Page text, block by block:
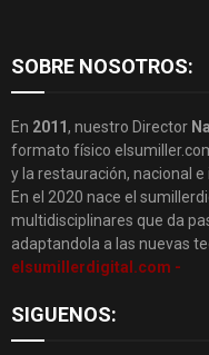
SOBRE NOSOTROS:
En 2011, nuestro Director
formato físico
y la restauración, nacional e
En el 2020 nace el
multidisciplinares que da
adaptandola a las nuevas
elsumillerdigital.com -
SIGUENOS: